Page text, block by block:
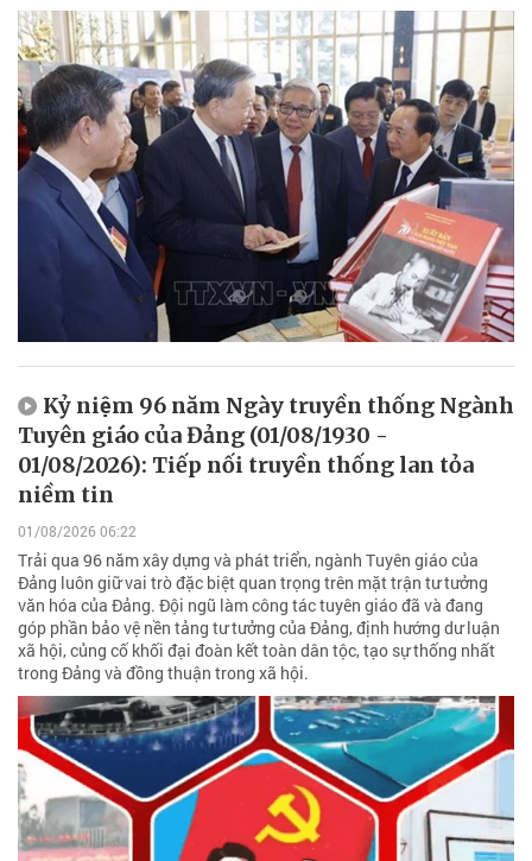
Kỷ niệm 96 năm Ngày truyền thống Ngành
Tuyên giáo của Đảng (01/08/1930 -
01/08/2026): Tiếp nối truyền thống lan tỏa
niềm tin
01/08/2026 06:22
Trải qua 96 năm xây dựng và phát triển, ngành Tuyên giáo của
Đảng luôn giữ vai trò đặc biệt quan trọng trên mặt trận tư tưởng
văn hóa của Đảng. Đội ngũ làm công tác tuyên giáo đã và đang
góp phần bảo vệ nền tảng tư tưởng của Đảng, định hướng dư luận
xã hội, củng cố khối đại đoàn kết toàn dân tộc, tạo sự thống nhất
trong Đảng và đồng thuận trong xã hội.